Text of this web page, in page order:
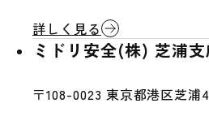
詳しく見る
ミドリ安全(株) 芝浦支
〒108-0023 東京都港区芝浦